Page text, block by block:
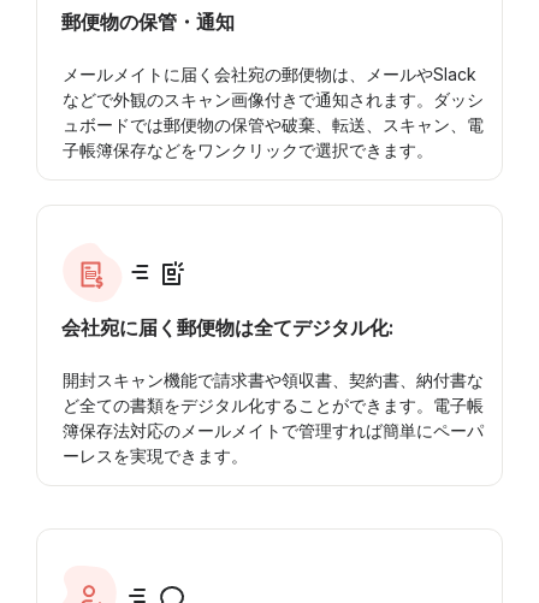
郵便物の保管・通知
メールメイトに届く会社宛の郵便物は、メールやSlack
などで外観のスキャン画像付きで通知されます。ダッシ
ュボードでは郵便物の保管や破棄、転送、スキャン、電
子帳簿保存などをワンクリックで選択できます。
会社宛に届く郵便物は全てデジタル化:
開封スキャン機能で請求書や領収書、契約書、納付書な
ど全ての書類をデジタル化することができます。電子帳
簿保存法対応のメールメイトで管理すれば簡単にペーパ
ーレスを実現できます。